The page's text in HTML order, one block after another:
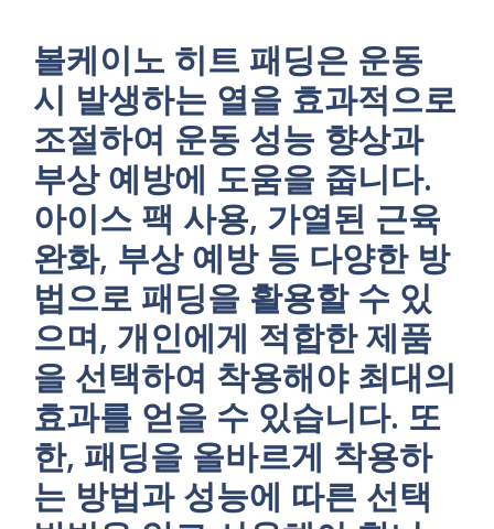
볼케이노 히트 패딩은 운동
시 발생하는 열을 효과적으로
조절하여 운동 성능 향상과
부상 예방에 도움을 줍니다.
아이스 팩 사용, 가열된 근육
완화, 부상 예방 등 다양한 방
법으로 패딩을 활용할 수 있
으며, 개인에게 적합한 제품
을 선택하여 착용해야 최대의
효과를 얻을 수 있습니다. 또
한, 패딩을 올바르게 착용하
는 방법과 성능에 따른 선택